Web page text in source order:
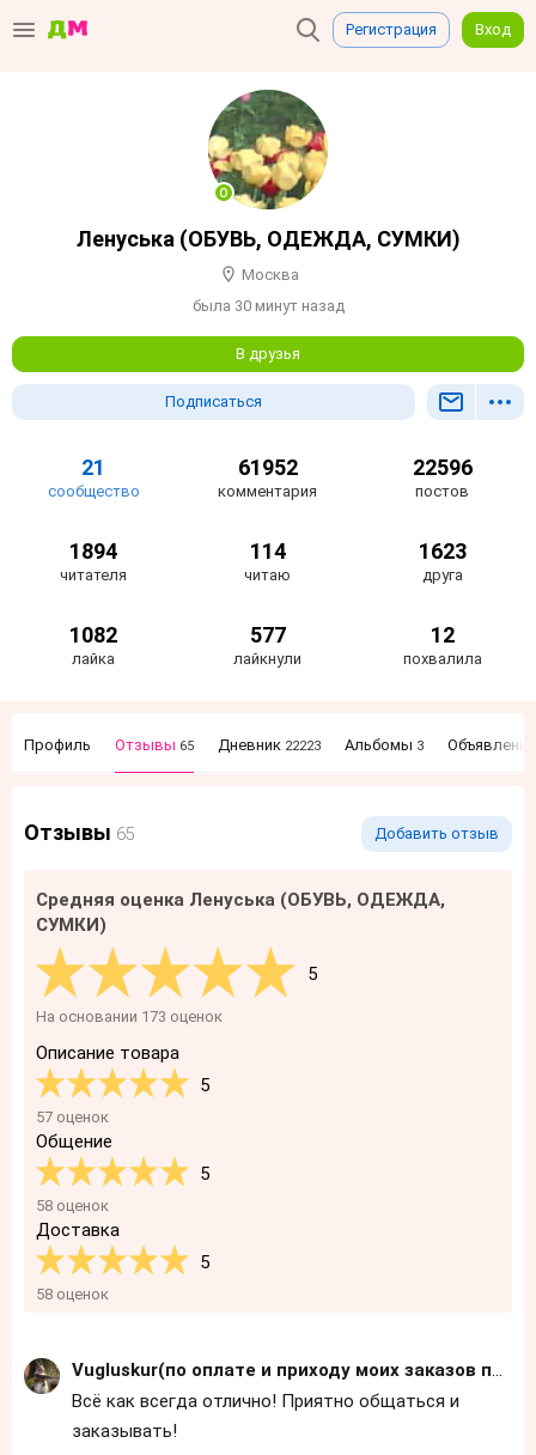
Регистрация Вход
Ленуська (ОБУВЬ, ОДЕЖДА, СУМКИ)
Москва
была 30 минут назад
В друзья
Подписаться
21
сообщество
61952
комментария
22596
постов
1894
читателя
114
читаю
1623
друга
1082
лайка
577
лайкнули
12
похвалила
Профиль Отзывы 65 Дневник 22223 Альбомы 3
Отзывы 65 Добавить отзыв
Средняя оценка Ленуська (ОБУВЬ, ОДЕЖДА,
СУМКИ)
5
На основании 173 оценок
Описание товара
5
57 оценок
Общение
5
58 оценок
Доставка
5
58 оценок
Vugluskur(по оплате и приходу моих заказов пишите в личку)
Всë как всегда отлично! Приятно общаться и
заказывать!